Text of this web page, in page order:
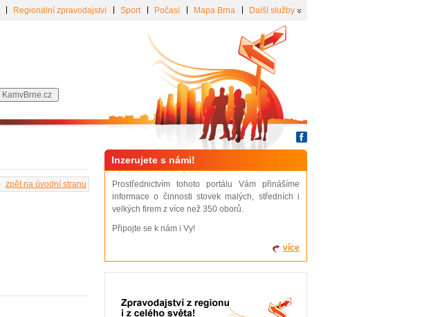
Další služby
Mapa Brna
Počasí
Sport
Regionální zpravodajství
zpět na úvodní stranu
Inzerujete s námi!
Prostřednictvím tohoto portálu Vám přinášíme
informace o činnosti stovek malých, středních i
velkých firem z více než 350 oborů.
Připojte se k nám i Vy!
více